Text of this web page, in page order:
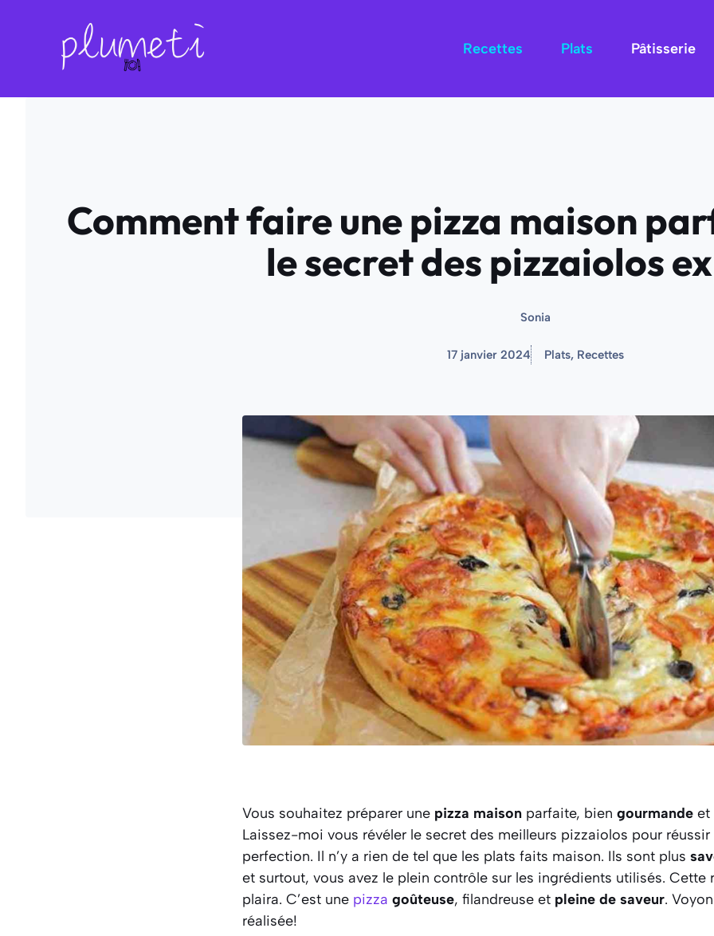
Recettes Plats Pâtisserie
Comment faire une pizza maison
le secret des pizzaiolos
Sonia
17 janvier 2024 Plats, Recettes
Vous souhaitez préparer une pizza maison parfaite, bien gourmande et
Laissez-moi vous révéler le secret des meilleurs pizzaiolos pour
perfection. Il n’y a rien de tel que les plats faits maison. Ils sont plus
et surtout, vous avez le plein contrôle sur les ingrédients utilisés. Cette
plaira. C’est une pizza goûteuse, filandreuse et pleine de saveur.
réalisée!